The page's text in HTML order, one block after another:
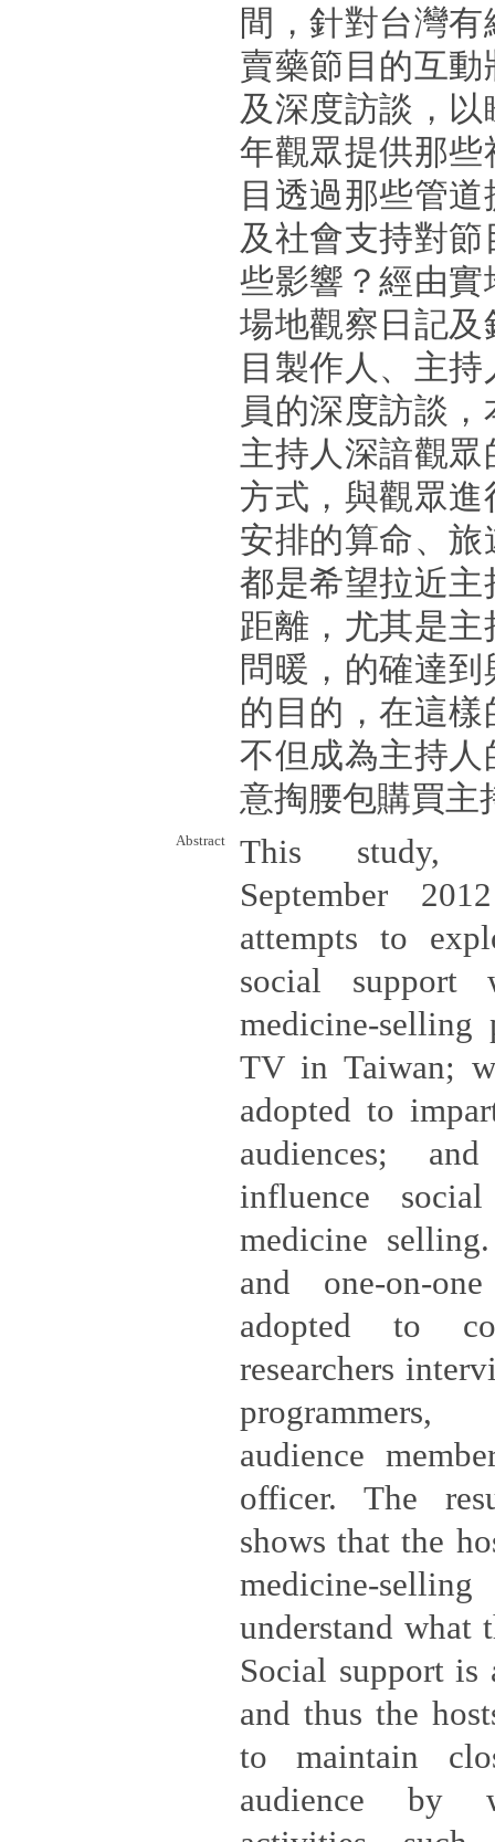
間，針對台灣
賣藥節目的互
及深度訪談，
年觀眾提供那
目透過那些管
及社會支持對
些影響？經由
場地觀察日記
目製作人、主
員的深度訪談
主持人深諳觀
方式，與觀眾
安排的算命、
都是希望拉近
距離，尤其是
問暖，的確達
的目的，在這
不但成為主持
意掏腰包購買主
Abstract
This study,
September
attempts to
social support
medicine-selling
TV in Taiwan;
adopted to
audiences;
influence
medicine
and one-on-
adopted to
researchers
programmers,
audience
officer. The
shows that the
medicine-
understand what
Social support is
and thus the
to maintain
audience by